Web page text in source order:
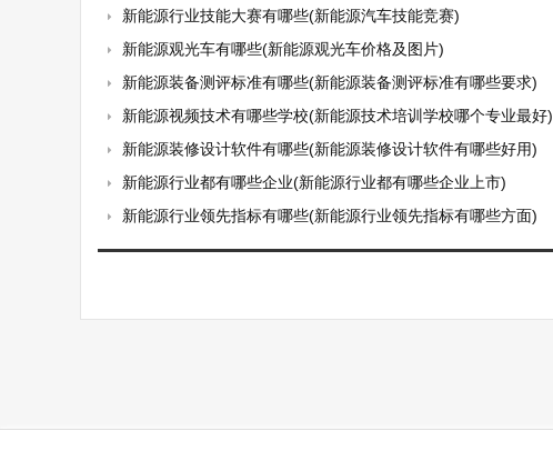
新能源行业技能大赛有哪些(新能源汽车技能竞赛)
新能源观光车有哪些(新能源观光车价格及图片)
新能源装备测评标准有哪些(新能源装备测评标准有哪些要求)
新能源视频技术有哪些学校(新能源技术培训学校哪个专业最好)
新能源装修设计软件有哪些(新能源装修设计软件有哪些好用)
新能源行业都有哪些企业(新能源行业都有哪些企业上市)
新能源行业领先指标有哪些(新能源行业领先指标有哪些方面)